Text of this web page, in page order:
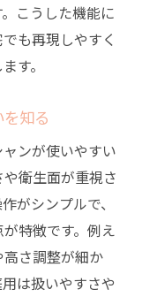
こうした機能に
も再現しやすく
す。
知る
ンが使いやすい
衛生面が重視さ
がシンプルで、
特徴です。例え
さ調整が細か
は扱いやすさや